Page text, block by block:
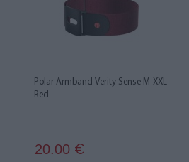
Polar Armband Verity Sense M-XXL
Red
20.00 €